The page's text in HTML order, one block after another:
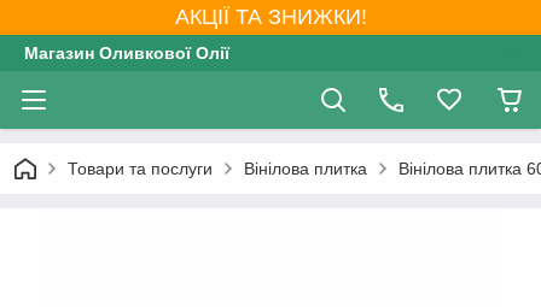
АКЦІЇ ТА ЗНИЖКИ!
Магазин Оливкової Олії
Товари та послуги Вінілова плитка Вінілова плитка